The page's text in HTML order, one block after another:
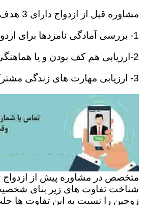
مشاوره قبل از ازدواج دارای 3 هدف اساسی است:
1- بررسی آمادگی نامزدها برای ازدواج
2-ارزیابی هم کف بودن و یا هماهنگی و همسانی نامزدها
3- ارزیابی مهارت های زندگی مشترک نامزدها
متخصص در مشاوره پیش از ازدواج
شناخت تفاوت های زیر بنای
زوجین را نسبت به این تفاوت ها